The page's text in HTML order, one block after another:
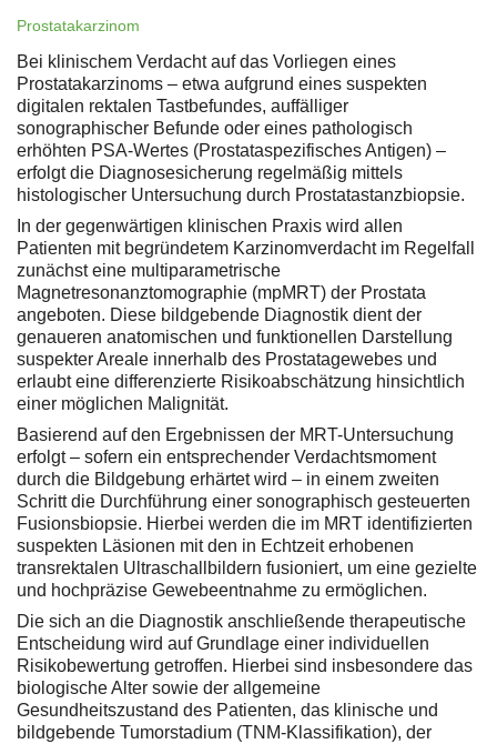
Prostatakarzinom
Bei klinischem Verdacht auf das Vorliegen eines
Prostatakarzinoms – etwa aufgrund eines suspekten
digitalen rektalen Tastbefundes, auffälliger
sonographischer Befunde oder eines pathologisch
erhöhten PSA-Wertes (Prostataspezifisches Antigen) –
erfolgt die Diagnosesicherung regelmäßig mittels
histologischer Untersuchung durch Prostatastanzbiopsie.
In der gegenwärtigen klinischen Praxis wird allen
Patienten mit begründetem Karzinomverdacht im Regelfall
zunächst eine multiparametrische
Magnetresonanztomographie (mpMRT) der Prostata
angeboten. Diese bildgebende Diagnostik dient der
genaueren anatomischen und funktionellen Darstellung
suspekter Areale innerhalb des Prostatagewebes und
erlaubt eine differenzierte Risikoabschätzung hinsichtlich
einer möglichen Malignität.
Basierend auf den Ergebnissen der MRT-Untersuchung
erfolgt – sofern ein entsprechender Verdachtsmoment
durch die Bildgebung erhärtet wird – in einem zweiten
Schritt die Durchführung einer sonographisch gesteuerten
Fusionsbiopsie. Hierbei werden die im MRT identifizierten
suspekten Läsionen mit den in Echtzeit erhobenen
transrektalen Ultraschallbildern fusioniert, um eine gezielte
und hochpräzise Gewebeentnahme zu ermöglichen.
Die sich an die Diagnostik anschließende therapeutische
Entscheidung wird auf Grundlage einer individuellen
Risikobewertung getroffen. Hierbei sind insbesondere das
biologische Alter sowie der allgemeine
Gesundheitszustand des Patienten, das klinische und
bildgebende Tumorstadium (TNM-Klassifikation), der